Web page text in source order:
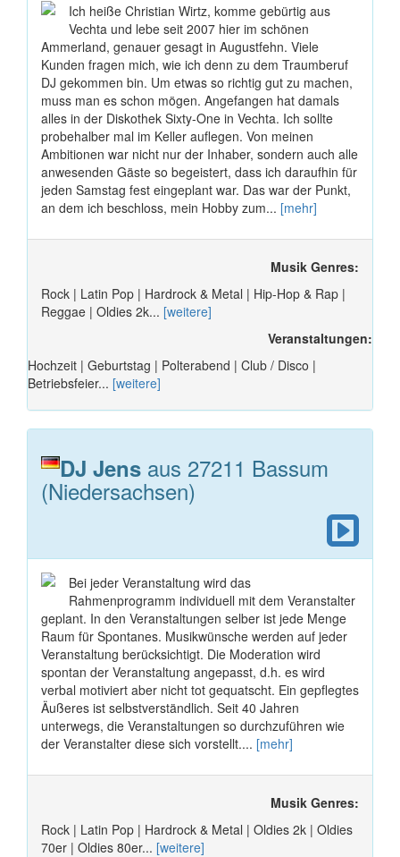
Ich heiße Christian Wirtz, komme gebürtig aus
Vechta und lebe seit 2007 hier im schönen
Ammerland, genauer gesagt in Augustfehn. Viele
Kunden fragen mich, wie ich denn zu dem Traumberuf
DJ gekommen bin. Um etwas so richtig gut zu machen,
muss man es schon mögen. Angefangen hat damals
alles in der Diskothek Sixty-One in Vechta. Ich sollte
probehalber mal im Keller auflegen. Von meinen
Ambitionen war nicht nur der Inhaber, sondern auch alle
anwesenden Gäste so begeistert, dass ich daraufhin für
jeden Samstag fest eingeplant war. Das war der Punkt,
an dem ich beschloss, mein Hobby zum... [mehr]
Musik Genres:
Rock | Latin Pop | Hardrock & Metal | Hip-Hop & Rap |
Reggae | Oldies 2k... [weitere]
Veranstaltungen:
Hochzeit | Geburtstag | Polterabend | Club / Disco |
Betriebsfeier... [weitere]
DJ Jens aus 27211 Bassum
(Niedersachsen)
Bei jeder Veranstaltung wird das
Rahmenprogramm individuell mit dem Veranstalter
geplant. In den Veranstaltungen selber ist jede Menge
Raum für Spontanes. Musikwünsche werden auf jeder
Veranstaltung berücksichtigt. Die Moderation wird
spontan der Veranstaltung angepasst, d.h. es wird
verbal motiviert aber nicht tot gequatscht. Ein gepflegtes
Äußeres ist selbstverständlich. Seit 40 Jahren
unterwegs, die Veranstaltungen so durchzuführen wie
der Veranstalter diese sich vorstellt.... [mehr]
Musik Genres:
Rock | Latin Pop | Hardrock & Metal | Oldies 2k | Oldies
70er | Oldies 80er... [weitere]